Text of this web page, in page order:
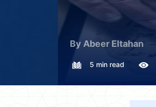
By Abeer Eltahan
5 min read